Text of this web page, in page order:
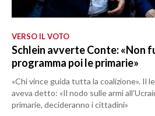
VERSO IL VOTO
Schlein avverte Conte: «Non
programma poi le primarie»
«Chi vince guida tutta la coalizione». Il
aveva detto: «Il nodo sulle armi
primarie, decideranno i cittadini»